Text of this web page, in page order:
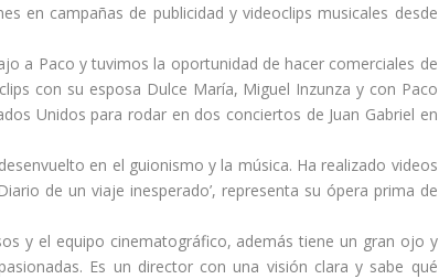
en campañas de publicidad y videoclips musicales desde
a Paco y tuvimos la oportunidad de hacer comerciales de
con su esposa Dulce María, Miguel Inzunza y con Paco
Unidos para rodar en dos conciertos de Juan Gabriel en
en el guionismo y la música. Ha realizado videos
de un viaje inesperado’, representa su ópera prima de
y el equipo cinematográfico, además tiene un gran ojo y
Es un director con una visión clara y sabe qué